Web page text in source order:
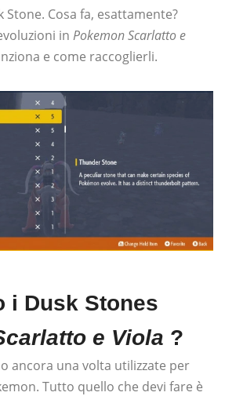
Stone. Cosa fa, esattamente?
in Pokemon Scarlatto e
e come raccoglierli.
i Dusk Stones
e Viola ?
ancora una volta utilizzate per
Tutto quello che devi fare è